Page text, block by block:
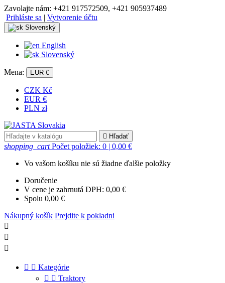
Zavolajte nám: +421 917572509, +421 905937489
Prihláste sa | Vytvorenie účtu
Slovenský
English
Slovenský
Mena: EUR €
CZK Kč
EUR €
PLN zł
 Hľadať
shopping_cart Počet položiek: 0 | 0,00 €
Vo vašom košíku nie sú žiadne ďalšie položky
Doručenie
V cene je zahrnutá DPH: 0,00 €
Spolu 0,00 €
Nákupný košík Prejdite k pokladni



  Kategórie
  Traktory